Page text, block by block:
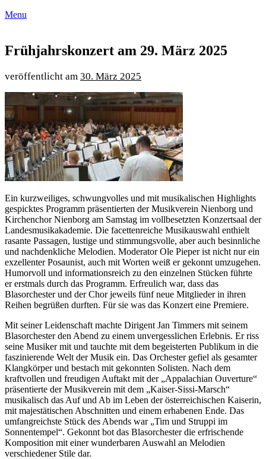
Menu
Frühjahrskonzert am 29. März 2025
30. März 2025
Ein kurzweiliges, schwungvolles und mit musikalischen Highlights
gespicktes Programm präsentierten der Musikverein Nienborg und
Kirchenchor Nienborg am Samstag im vollbesetzten Konzertsaal der
Landesmusikakademie. Die facettenreiche Musikauswahl enthielt
rasante Passagen, lustige und stimmungsvolle, aber auch besinnliche
und nachdenkliche Melodien. Moderator Ole Pieper ist nicht nur ein
exzellenter Posaunist, auch mit Worten weiß er gekonnt umzugehen.
Humorvoll und informationsreich zu den einzelnen Stücken führte
er erstmals durch das Programm. Erfreulich war, dass das
Blasorchester und der Chor jeweils fünf neue Mitglieder in ihren
Reihen begrüßen durften. Für sie was das Konzert eine Premiere.
Mit seiner Leidenschaft machte Dirigent Jan Timmers mit seinem
Blasorchester den Abend zu einem unvergesslichen Erlebnis. Er riss
seine Musiker mit und tauchte mit dem begeisterten Publikum in die
faszinierende Welt der Musik ein. Das Orchester gefiel als gesamter
Klangkörper und bestach mit gekonnten Solisten. Nach dem
kraftvollen und freudigen Auftakt mit der „Appalachian Ouverture“
präsentierte der Musikverein mit dem „Kaiser-Sissi-Marsch“
musikalisch das Auf und Ab im Leben der österreichischen Kaiserin,
mit majestätischen Abschnitten und einem erhabenen Ende. Das
umfangreichste Stück des Abends war „Tim und Struppi im
Sonnentempel“. Gekonnt bot das Blasorchester die erfrischende
Komposition mit einer wunderbaren Auswahl an Melodien
verschiedener Stile dar.